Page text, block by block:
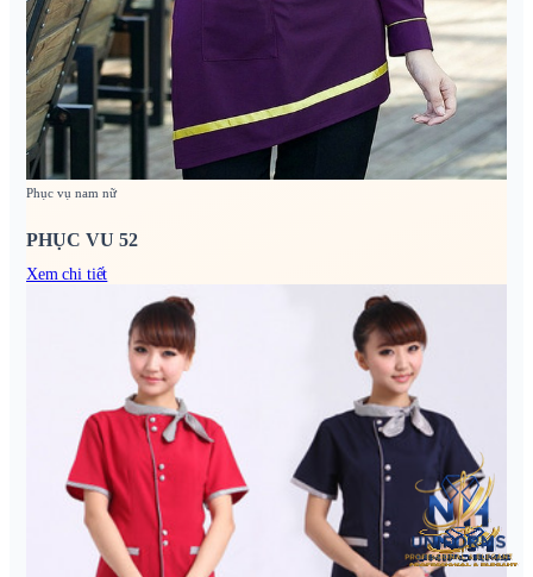
Phục vụ nam nữ
PHỤC VU 52
Xem chi tiết